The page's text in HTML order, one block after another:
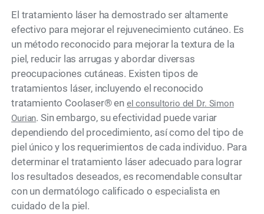
El tratamiento láser ha demostrado ser altamente
efectivo para mejorar el rejuvenecimiento cutáneo. Es
un método reconocido para mejorar la textura de la
piel, reducir las arrugas y abordar diversas
preocupaciones cutáneas. Existen tipos de
tratamientos láser, incluyendo el reconocido
tratamiento Coolaser® en el consultorio del Dr. Simon
Ourian. Sin embargo, su efectividad puede variar
dependiendo del procedimiento, así como del tipo de
piel único y los requerimientos de cada individuo. Para
determinar el tratamiento láser adecuado para lograr
los resultados deseados, es recomendable consultar
con un dermatólogo calificado o especialista en
cuidado de la piel.